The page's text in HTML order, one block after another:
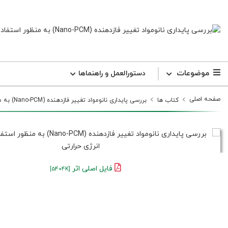
موضوعات دستورالعمل و راهنما‌ها
صفحه اصلی کتاب ها بررسی پایداری نانومواد تغییر فازدهنده (Nano-PCM) به منظور استفاده در ذخیره‌سازی انرژی حرارتی
فایل اصلی اثر [5404K]